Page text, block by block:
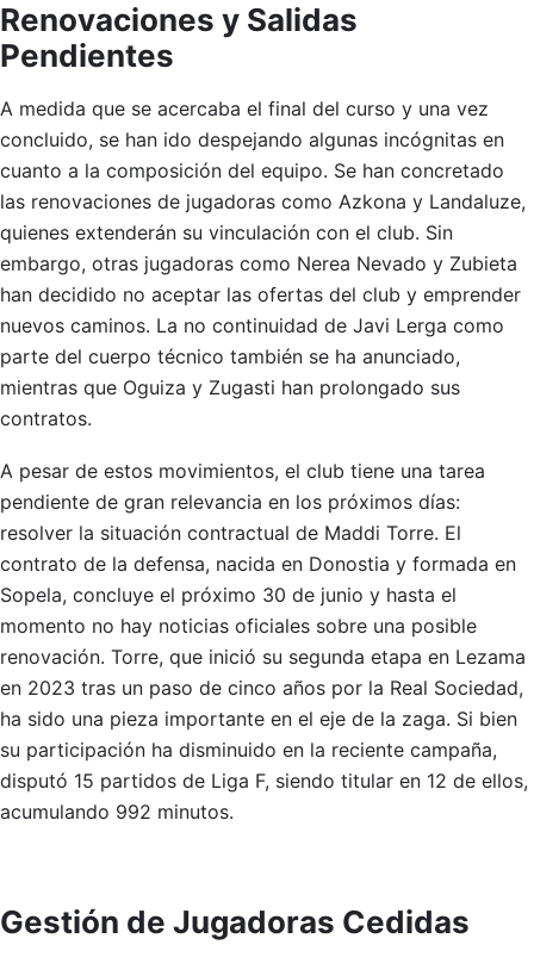
Renovaciones y Salidas
Pendientes
A medida que se acercaba el final del curso y una vez
concluido, se han ido despejando algunas incógnitas en
cuanto a la composición del equipo. Se han concretado
las renovaciones de jugadoras como Azkona y Landaluze,
quienes extenderán su vinculación con el club. Sin
embargo, otras jugadoras como Nerea Nevado y Zubieta
han decidido no aceptar las ofertas del club y emprender
nuevos caminos. La no continuidad de Javi Lerga como
parte del cuerpo técnico también se ha anunciado,
mientras que Oguiza y Zugasti han prolongado sus
contratos.
A pesar de estos movimientos, el club tiene una tarea
pendiente de gran relevancia en los próximos días:
resolver la situación contractual de Maddi Torre. El
contrato de la defensa, nacida en Donostia y formada en
Sopela, concluye el próximo 30 de junio y hasta el
momento no hay noticias oficiales sobre una posible
renovación. Torre, que inició su segunda etapa en Lezama
en 2023 tras un paso de cinco años por la Real Sociedad,
ha sido una pieza importante en el eje de la zaga. Si bien
su participación ha disminuido en la reciente campaña,
disputó 15 partidos de Liga F, siendo titular en 12 de ellos,
acumulando 992 minutos.
Gestión de Jugadoras Cedidas